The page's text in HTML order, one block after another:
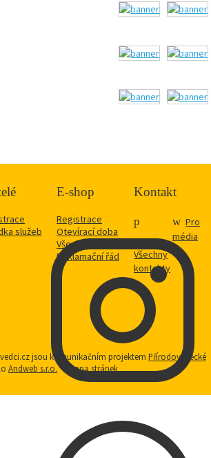
služeb
E-shop
Registrace
Otevírací doba
Vše o nákupu
Reklamační řád
Kontakt
Všechny
kontakty
Pro
média
jsou komunikačním projektem Přírodovědecké
Andweb s.r.o. Mapa stránek